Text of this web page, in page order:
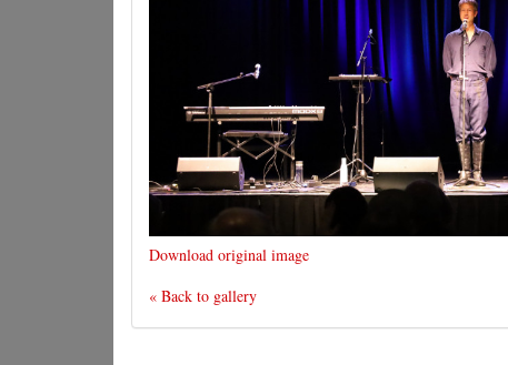
Download original image
« Back to gallery